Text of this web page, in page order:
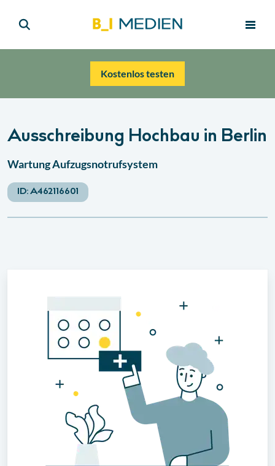
Kostenlos testen
Ausschreibung Hochbau in Berlin
Wartung Aufzugsnotrufsystem
ID:A462116601